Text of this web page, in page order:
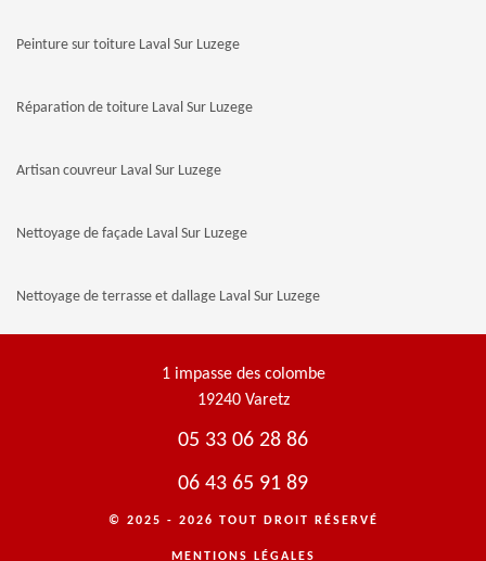
Peinture sur toiture Laval Sur Luzege
Réparation de toiture Laval Sur Luzege
Artisan couvreur Laval Sur Luzege
Nettoyage de façade Laval Sur Luzege
Nettoyage de terrasse et dallage Laval Sur Luzege
1 impasse des colombe
19240 Varetz
05 33 06 28 86
06 43 65 91 89
© 2025 - 2026 TOUT DROIT RÉSERVÉ
MENTIONS LÉGALES